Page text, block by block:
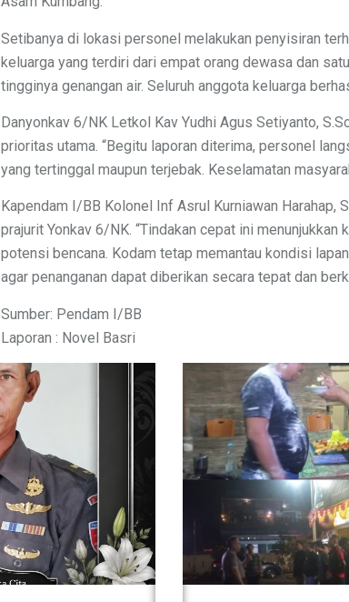
Setibanya di lokasi personel melakukan penyisiran
keluarga yang terdiri dari empat orang dewasa dan
tingginya genangan air. Seluruh anggota keluarga
Danyonkav 6/NK Letkol Kav Yudhi Agus Setiyanto,
prioritas utama. “Begitu laporan diterima, personel
yang tertinggal maupun terjebak. Keselamatan
Kapendam I/BB Kolonel Inf Asrul Kurniawan Harahap,
prajurit Yonkav 6/NK. “Tindakan cepat ini
potensi bencana. Kodam tetap memantau kondisi
agar penanganan dapat diberikan secara tepat dan
Sumber: Pendam I/BB
Laporan : Novel Basri